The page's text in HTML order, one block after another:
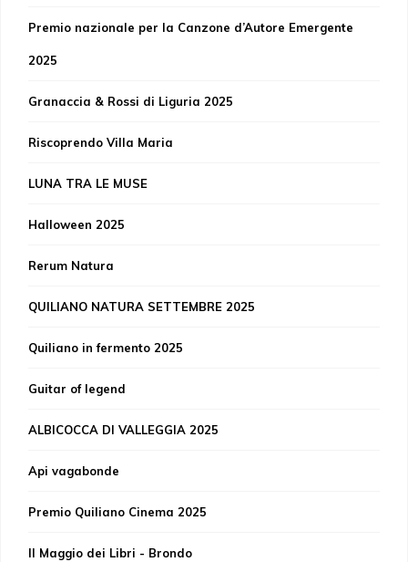
Premio nazionale per la Canzone d’Autore Emergente
2025
Granaccia & Rossi di Liguria 2025
Riscoprendo Villa Maria
LUNA TRA LE MUSE
Halloween 2025
Rerum Natura
QUILIANO NATURA SETTEMBRE 2025
Quiliano in fermento 2025
Guitar of legend
ALBICOCCA DI VALLEGGIA 2025
Api vagabonde
Premio Quiliano Cinema 2025
Il Maggio dei Libri - Brondo